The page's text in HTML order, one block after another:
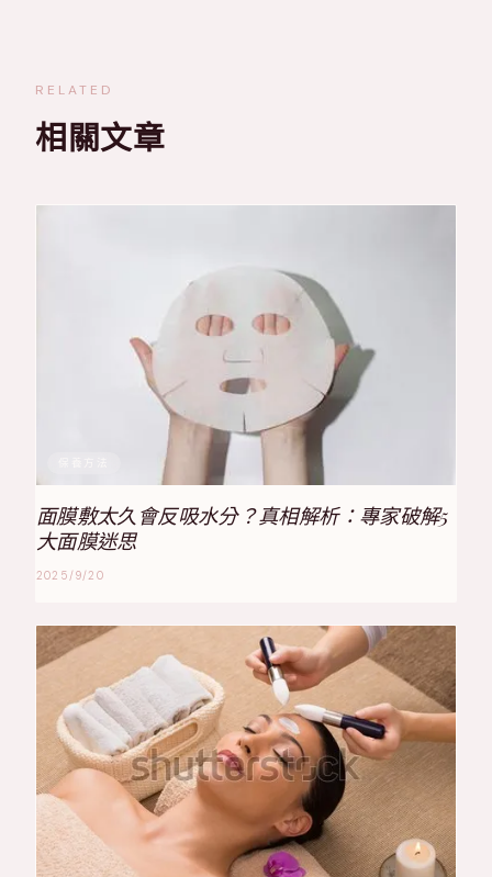
RELATED
相關文章
面膜敷太久會反吸水分？真相解析：專家破解5
大面膜迷思
2025/9/20